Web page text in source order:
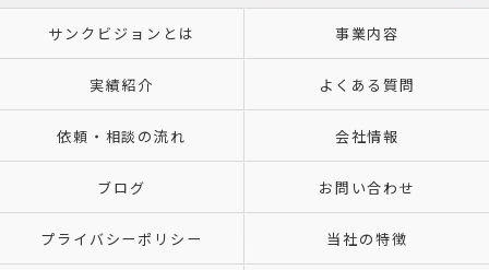
サンクビジョンとは 事業内容
実績紹介 よくある質問
依頼・相談の流れ 会社情報
ブログ お問い合わせ
プライバシーポリシー 当社の特徴